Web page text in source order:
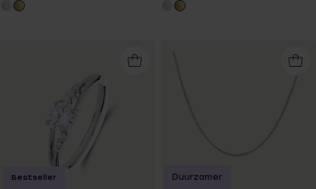
Bestseller Duurzamer